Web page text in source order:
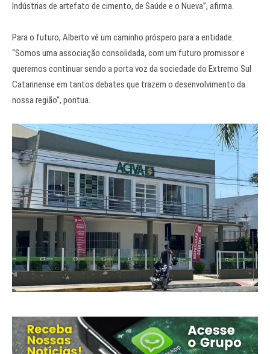
Indústrias de artefato de cimento, de Saúde e o Nueva”, afirma.
Para o futuro, Alberto vê um caminho próspero para a entidade.
“Somos uma associação consolidada, com um futuro promissor e
queremos continuar sendo a porta voz da sociedade do Extremo Sul
Catarinense em tantos debates que trazem o desenvolvimento da
nossa região”, pontua.